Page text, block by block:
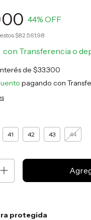
44% OFF
$82.561,98
con Transferencia o
de $33.300
pagando con
41 42 43 44
protegida